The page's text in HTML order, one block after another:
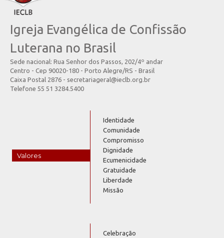
Igreja Evangélica de Confissão
Luterana no Brasil
Sede nacional: Rua Senhor dos Passos, 202/4º andar
Centro - Cep 90020-180 - Porto Alegre/RS - Brasil
Caixa Postal 2876 - secretariageral@ieclb.org.br
Telefone 55 51 3284.5400
Valores
Identidade
Comunidade
Compromisso
Dignidade
Ecumenicidade
Gratuidade
Liberdade
Missão
Celebração